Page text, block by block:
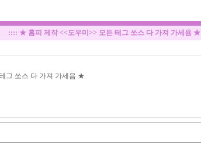
:::: ★ 홈피 제작 <<도우미>> 모든 테그 쏘스 다 가져 가세욤 ★
그 쏘스 다 가져 가세욤 ★